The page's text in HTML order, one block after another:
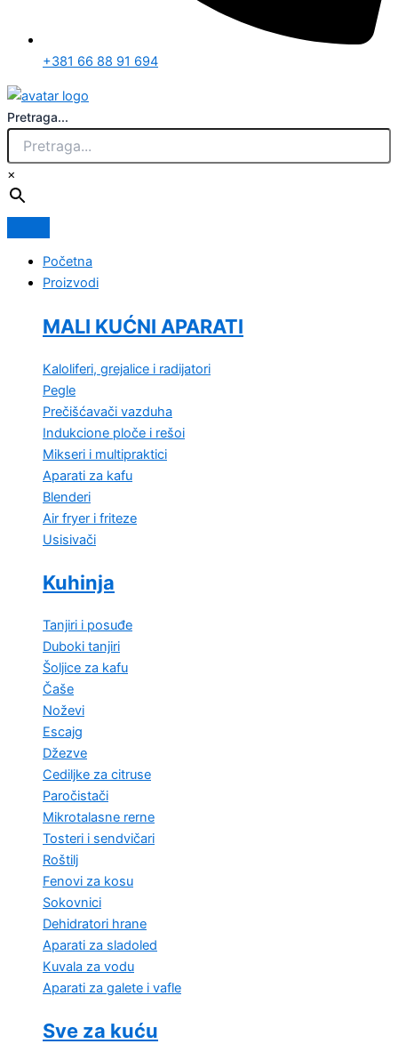
+381 66 88 91 694
Pretraga...
×
Početna
Proizvodi
MALI KUĆNI APARATI
Kaloliferi, grejalice i radijatori
Pegle
Prečišćavači vazduha
Indukcione ploče i rešoi
Mikseri i multipraktici
Aparati za kafu
Blenderi
Air fryer i friteze
Usisivači
Kuhinja
Tanjiri i posuđe
Duboki tanjiri
Šoljice za kafu
Čaše
Noževi
Escajg
Džezve
Cediljke za citruse
Paročistači
Mikrotalasne rerne
Tosteri i sendvičari
Roštilj
Fenovi za kosu
Sokovnici
Dehidratori hrane
Aparati za sladoled
Kuvala za vodu
Aparati za galete i vafle
Sve za kuću